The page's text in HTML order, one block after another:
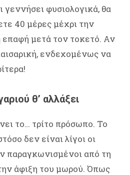
γεννήσει φυσιολογικά, θα
40 μέρες μέχρι την
μετά τον τοκετό. Αν
ενδεχομένως να
θ’ αλλάξει
το… τρίτο πρόσωπο. Το
δεν είναι λίγοι οι
παραγκωνισμένοι από τη
άφιξη του μωρού. Όπως